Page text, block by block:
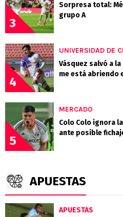
3
Sorpresa total:
grupo A
4
UNIVERSIDAD DE
Vásquez salvó a
me está abriendo
5
MERCADO
Colo Colo ignora
ante posible
APUESTAS
APUESTAS